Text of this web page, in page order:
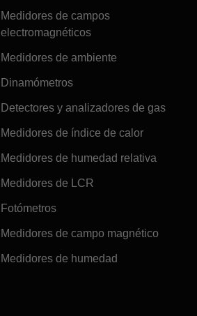
Medidores de campos
electromagnéticos
Medidores de ambiente
Dinamómetros
Detectores y analizadores de gas
Medidores de índice de calor
Medidores de humedad relativa
Medidores de LCR
Fotómetros
Medidores de campo magnético
Medidores de humedad